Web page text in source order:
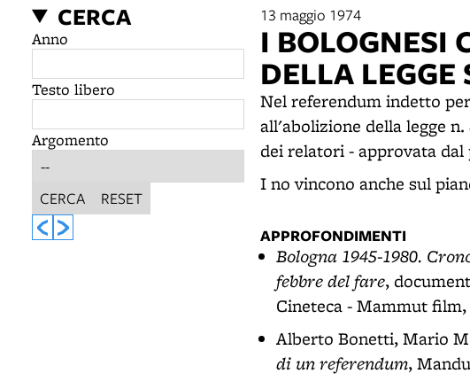
CERCA
Anno
Testo libero
Argomento
CERCA RESET
13 maggio 1974
I BOLOGNESI
DELLA
Nel referendum indetto
all'abolizione della legge
dei relatori - approvata dal
I no vincono anche sul
APPROFONDIMENTI
Bologna 1945-1980.
febbre del fare,
Cineteca - Mammut film,
Alberto Bonetti, Mario
di un referendum,